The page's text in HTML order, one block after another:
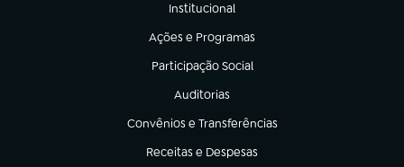
Institucional
(abre em nova aba)
Ações e Programas
(abre em nova aba)
Participação Social
(abre em nova aba)
Auditorias
(abre em nova aba)
Convênios e Transferências
(abre em nova aba)
Receitas e Despesas
(abre em nova aba)